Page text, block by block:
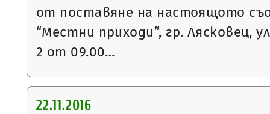
от поставяне на настоящото
“Местни приходи”, гр. Лясковец,
2 от 09.00…
22.11.2016